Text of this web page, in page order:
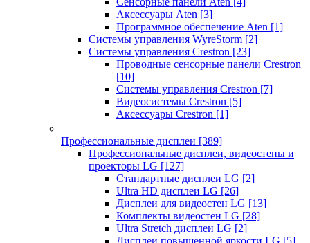
Аксессуары Aten [3]
Программное обеспечение Aten [1]
Системы управления WyreStorm [2]
Системы управления Crestron [23]
Проводные сенсорные панели Crestron
[10]
Системы управления Crestron [7]
Видеосистемы Crestron [5]
Аксессуары Crestron [1]
Профессиональные дисплеи [389]
Профессиональные дисплеи, видеостены и
проекторы LG [127]
Стандартные дисплеи LG [2]
Ultra HD дисплеи LG [26]
Дисплеи для видеостен LG [13]
Комплекты видеостен LG [28]
Ultra Stretch дисплеи LG [2]
Дисплеи повышенной яркости LG [5]